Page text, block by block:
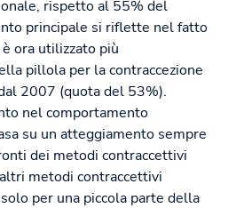
rispetto al 55% del
principale si riflette nel fatto
ora utilizzato più
pillola per la contraccezione
2007 (quota del 53%).
nel comportamento
su un atteggiamento sempre
dei metodi contraccettivi
metodi contraccettivi
per una piccola parte della